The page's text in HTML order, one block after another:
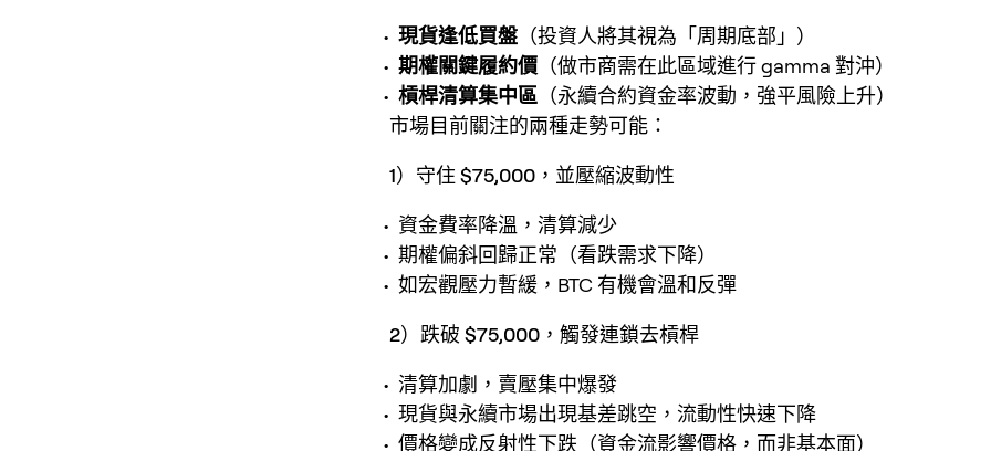
現貨逢低買盤 （投資人將其視為「周期底部」）
期權關鍵履約價 （做市商需在此區域進行 gamma 對沖）
槓桿清算集中區 （永續合約資金率波動，強平風險上升）
市場目前關注的兩種走勢可能：
1）守住 $75,000，並壓縮波動性
資金費率降溫，清算減少
期權偏斜回歸正常（看跌需求下降）
如宏觀壓力暫緩，BTC 有機會溫和反彈
2）跌破 $75,000，觸發連鎖去槓桿
清算加劇，賣壓集中爆發
現貨與永續市場出現基差跳空，流動性快速下降
價格變成反射性下跌（資金流影響價格，而非基本面）